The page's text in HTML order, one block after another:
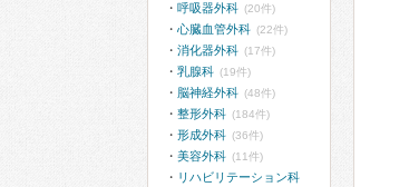
呼吸器外科 (20件)
心臓血管外科 (22件)
消化器外科 (17件)
乳腺科 (19件)
脳神経外科 (48件)
整形外科 (184件)
形成外科 (36件)
美容外科 (11件)
リハビリテーション科